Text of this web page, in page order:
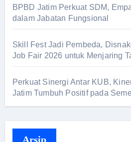
BPBD Jatim Perkuat SDM,
dalam Jabatan Fungsional
Skill Fest Jadi Pembeda,
Job Fair 2026 untuk Menjaring
Perkuat Sinergi Antar KUB,
Jatim Tumbuh Positif pada
Arsip